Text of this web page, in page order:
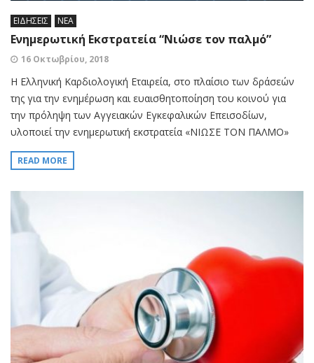
ΕΙΔΗΣΕΙΣ ΝΕΑ
Ενημερωτική Εκστρατεία “Νιώσε τον παλμό”
16 Οκτωβρίου, 2018
Η Ελληνική Καρδιολογική Εταιρεία, στο πλαίσιο των δράσεών
της για την ενημέρωση και ευαισθητοποίηση του κοινού για
την πρόληψη των Αγγειακών Εγκεφαλικών Επεισοδίων,
υλοποιεί την ενημερωτική εκστρατεία «ΝΙΩΣΕ ΤΟΝ ΠΑΛΜΟ»
READ MORE